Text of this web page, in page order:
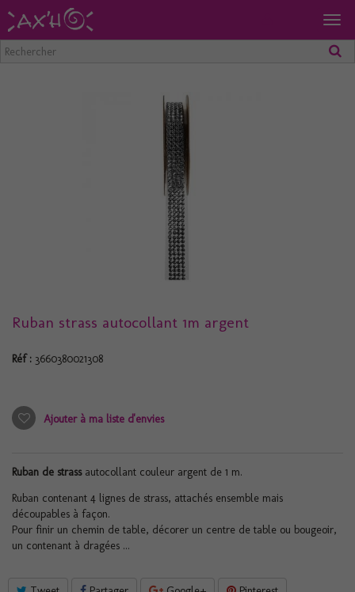
Ruban strass autocollant 1m argent
Réf : 3660380021308
Ajouter à ma liste d'envies
Ruban de strassautocollant couleur argent de 1 m.
Ruban contenant 4 lignes de strass, attachés ensemble mais
découpables à façon.
Pour finir un chemin de table, décorer un centre de table ou bougeoir,
un contenant à dragées ...